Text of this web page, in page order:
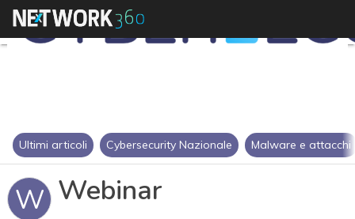
Ultimi articoli Cybersecurity Nazionale Malware e attacchi
W Webinar